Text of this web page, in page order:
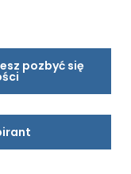
pozbyć się